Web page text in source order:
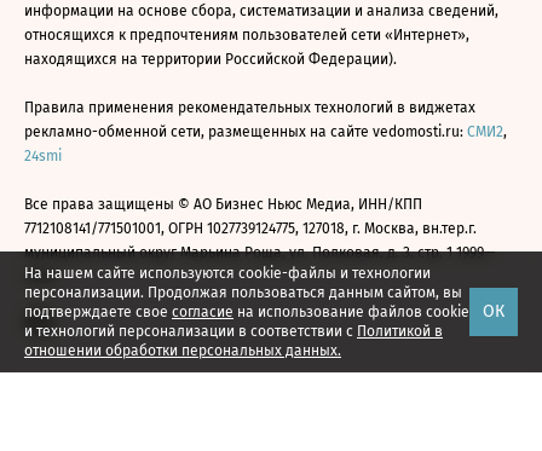
На нашем сайте используются cookie-файлы и технологии
персонализации. Продолжая пользоваться данным сайтом, вы
подтверждаете свое согласие на использование файлов cookie
и технологий персонализации в соответствии с Политикой в
отношении обработки персональных данных.
ОК
информации на основе сбора, систематизации и анализа сведений,
относящихся к предпочтениям пользователей сети «Интернет»,
находящихся на территории Российской Федерации).
Правила применения рекомендательных технологий в виджетах
рекламно-обменной сети, размещенных на сайте vedomosti.ru: СМИ2,
24smi
Все права защищены © АО Бизнес Ньюс Медиа, ИНН/КПП
7712108141/771501001, ОГРН 1027739124775, 127018, г. Москва, вн.тер.г.
муниципальный округ Марьина Роща, ул. Полковая, д. 3, стр. 1 1999—
2026